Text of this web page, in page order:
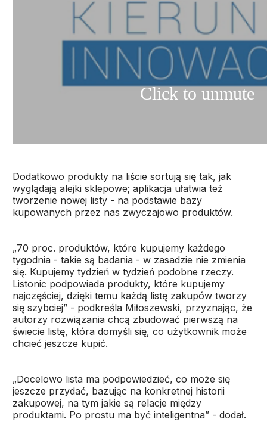
Dodatkowo produkty na liście sortują się tak, jak
wyglądają alejki sklepowe; aplikacja ułatwia też
tworzenie nowej listy - na podstawie bazy
kupowanych przez nas zwyczajowo produktów.
„70 proc. produktów, które kupujemy każdego
tygodnia - takie są badania - w zasadzie nie zmienia
się. Kupujemy tydzień w tydzień podobne rzeczy.
Listonic podpowiada produkty, które kupujemy
najczęściej, dzięki temu każdą listę zakupów tworzy
się szybciej” - podkreśla Miłoszewski, przyznając, że
autorzy rozwiązania chcą zbudować pierwszą na
świecie listę, która domyśli się, co użytkownik może
chcieć jeszcze kupić.
„Docelowo lista ma podpowiedzieć, co może się
jeszcze przydać, bazując na konkretnej historii
zakupowej, na tym jakie są relacje między
produktami. Po prostu ma być inteligentna” - dodał.